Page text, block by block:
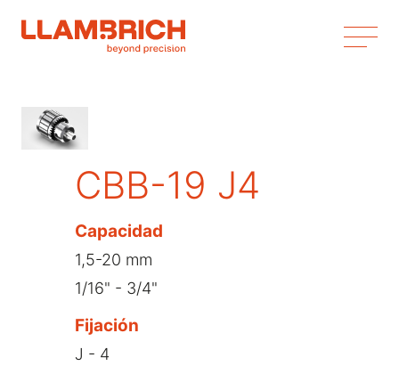
CBB-19 J4
Capacidad
1,5-20 mm
1/16" - 3/4"
Fijación
J - 4